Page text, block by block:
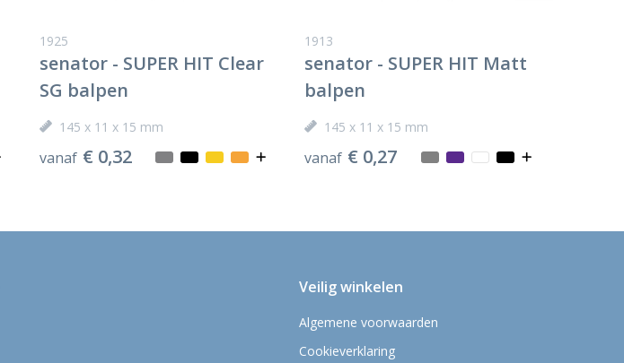
1925
senator - SUPER HIT Clear
SG balpen
145 x 11 x 15 mm
vanaf € 0,32
1913
senator - SUPER HIT Matt
balpen
145 x 11 x 15 mm
vanaf € 0,27
Veilig winkelen
Algemene voorwaarden
Cookieverklaring